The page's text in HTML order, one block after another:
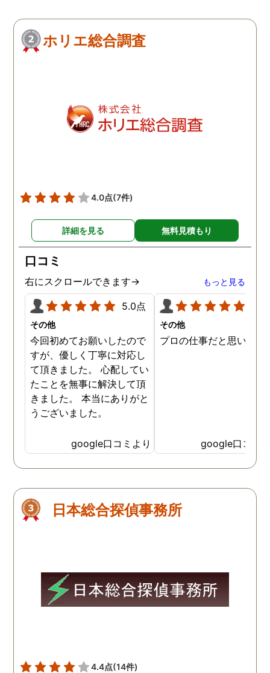
ホリエ総合調査
4.0点(7件)
詳細を見る 無料見積もり
口コミ
右にスクロールできます→ もっと見る
5.0点
その他
今回初めてお願いしたので
すが、優しく丁寧に対応し
て頂きました。 心配してい
たことを無事に解決して頂
きました。 本当にありがと
うございました。
google口コミより
その他
プロの仕事だと思います
google口コミ
日本総合探偵事務所
4.4点(14件)